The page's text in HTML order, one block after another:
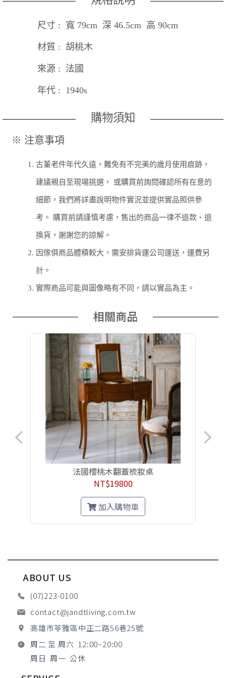
尺寸 : 寬 79cm 深 46.5cm 高 90cm
材質 : 胡桃木
來源 : 法國
年代 : 1940s
購物須知
※ 注意事項
1. 古董老件年代久遠，難免有不完美的歲月使用痕跡，
建議親自至現場挑選， 或購買前詢問確認所有在意的
細節，我們將詳盡說明物件實況並提供實品照供參
考。 購買前請謹慎考慮，售出的商品一律不退款、退
換貨，謝謝您的諒解。
2. 因傢俱商品體積較大，需安排貨運公司運送，運費另
計。
3. 實際商品可能與圖像略有不同，請以實品為主。
相關商品
法國櫻桃木翻蓋梳妝桌
NT$19800
加入購物車
ABOUT US
(07)223-0100
contact@jandtliving.com.tw
高雄市苓雅區中正二路56巷25號
周二 至 周六 12:00~20:00
周日 周一 公休